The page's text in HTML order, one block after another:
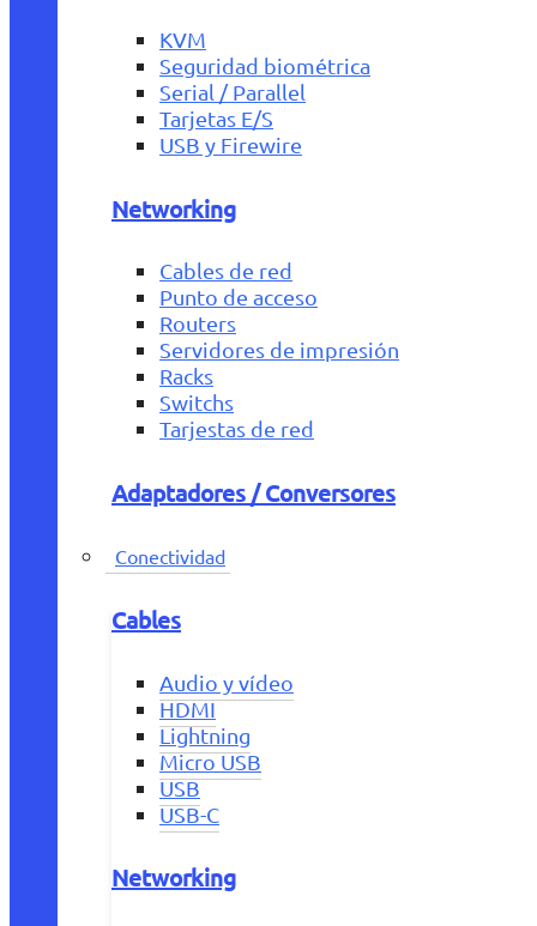
KVM
Seguridad biométrica
Serial / Parallel
Tarjetas E/S
USB y Firewire
Networking
Cables de red
Punto de acceso
Routers
Servidores de impresión
Racks
Switchs
Tarjestas de red
Adaptadores / Conversores
Conectividad
Cables
Audio y vídeo
HDMI
Lightning
Micro USB
USB
USB-C
Networking